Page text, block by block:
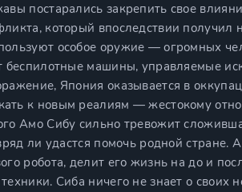
постарались закрепить свое
который впоследствии
особое оружие — огромных
беспилотные машины, управляемые
Япония оказывается в
к новым реалиям — жестокому
Амо Сибу сильно тревожит
ли удастся помочь родной стране.
робота, делит его жизнь на до и
Сиба ничего не знает о своих